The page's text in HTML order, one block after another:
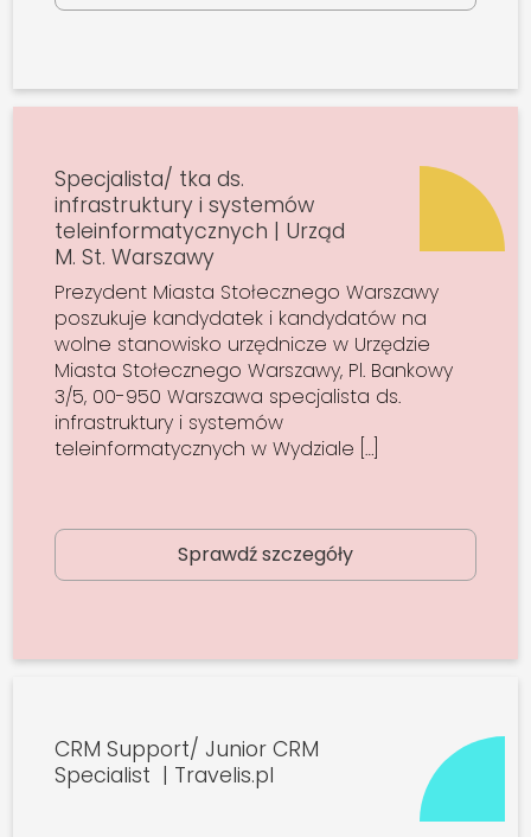
Specjalista/ tka ds.
infrastruktury i systemów
teleinformatycznych | Urząd
M. St. Warszawy
Prezydent Miasta Stołecznego Warszawy
poszukuje kandydatek i kandydatów na
wolne stanowisko urzędnicze w Urzędzie
Miasta Stołecznego Warszawy, Pl. Bankowy
3/5, 00-950 Warszawa specjalista ds.
infrastruktury i systemów
teleinformatycznych w Wydziale […]
Sprawdź szczegóły
CRM Support/ Junior CRM
Specialist | Travelis.pl